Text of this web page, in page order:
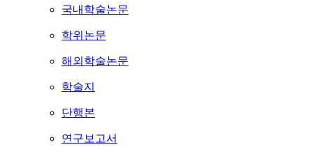
국내학술논문
학위논문
해외학술논문
학술지
단행본
연구보고서